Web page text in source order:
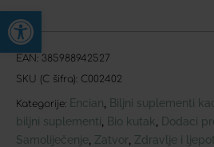
Open toolbar
EAN: 385988942527
SKU (C šifra): C002402
Kategorije: Encian Biljni suplementi
biljni suplementi Bio kutak Dodaci
Samoliječenje Zatvor Zdravlje i